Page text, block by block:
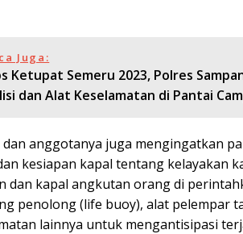
Juga:
Ketupat Semeru 2023, Polres
dan Alat Keselamatan di Pantai
anggotanya juga mengingatkan
kesiapan kapal tentang kelayakan
dan kapal angkutan orang di
penolong (life buoy), alat pelempar
lainnya untuk mengantisipasi